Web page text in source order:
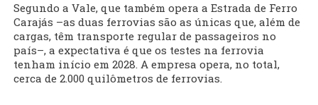
Segundo a Vale, que também opera a Estrada de Ferro
Carajás –as duas ferrovias são as únicas que, além de
cargas, têm transporte regular de passageiros no
país–, a expectativa é que os testes na ferrovia
tenham início em 2028. A empresa opera, no total,
cerca de 2.000 quilômetros de ferrovias.